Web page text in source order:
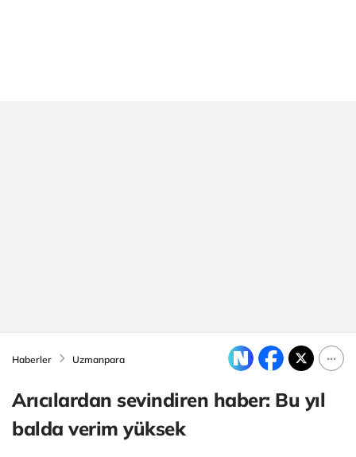
Haberler Uzmanpara
Arıcılardan sevindiren haber: Bu yıl
balda verim yüksek